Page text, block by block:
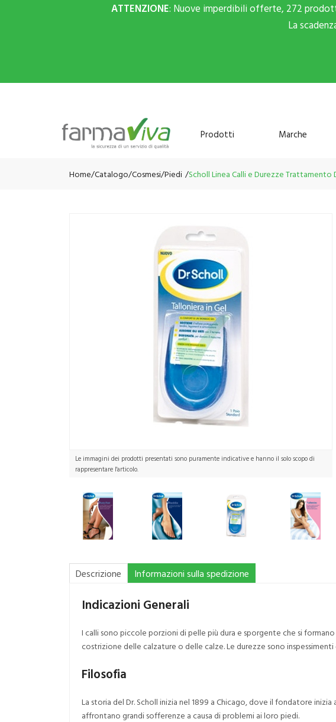
ATTENZIONE: Nuove imperdibili offerte, 272
La
Prodotti Marche
Home Catalogo/Cosmesi/Piedi Scholl Linea Calli e Durezze Trattamento
Le immagini dei prodotti presentati sono puramente indicative e hanno il solo scopo di
rappresentare l'articolo.
Descrizione Informazioni sulla spedizione
Indicazioni Generali
I calli sono piccole porzioni di pelle più dura e sporgente che si
costrizione delle calzature o delle calze. Le durezze sono
Filosofia
La storia del Dr. Scholl inizia nel 1899 a Chicago, dove il fondatore
affrontano grandi sofferenze a causa di problemi ai loro piedi.